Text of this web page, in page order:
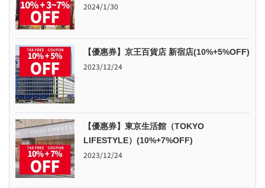
2024/1/30
【優惠券】京王百貨店 新宿店(10%+5%OFF)
2023/12/24
【優惠券】東京生活館（TOKYO
LIFESTYLE）(10%+7%OFF)
2023/12/24